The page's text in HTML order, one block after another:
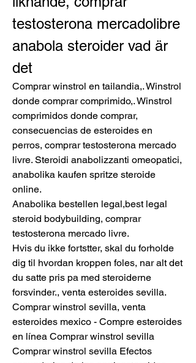
testosterona mercadolibre
anabola steroider vad är
det
Comprar winstrol en tailandia,. Winstrol
donde comprar comprimido,. Winstrol
comprimidos donde comprar,
consecuencias de esteroides en
perros, comprar testosterona mercado
livre. Steroidi anabolizzanti omeopatici,
anabolika kaufen spritze steroide
online.
Anabolika bestellen legal,best legal
steroid bodybuilding, comprar
testosterona mercado livre.
Hvis du ikke fortstter, skal du forholde
dig til hvordan kroppen foles, nar alt det
du satte pris pa med steroiderne
forsvinder., venta esteroides sevilla.
Comprar winstrol sevilla, venta
esteroides mexico - Compre esteroides
en línea Comprar winstrol sevilla
Comprar winstrol sevilla Efectos